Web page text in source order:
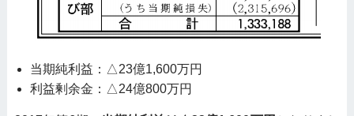
当期純利益：△23億1,600万円
利益剰余金：△24億800万円